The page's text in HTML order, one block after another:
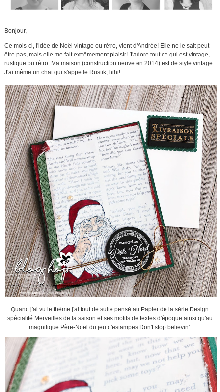
Bonjour,
Ce mois-ci, l'idée de Noël vintage ou rétro, vient d'Andrée! Elle ne le sait peut-
être pas, mais elle me fait extrêmement plaisir! J'adore tout ce qui est vintage,
rustique ou rétro. Ma maison (construction neuve en 2014) est de style vintage.
J'ai même un chat qui s'appelle Rustik, hihi!
Quand j'ai vu le thème j'ai tout de suite pensé au Papier de la série Design
spécialité Merveilles de la saison et ses motifs de textes d'époque ainsi qu'au
magnifique Père-Noël du jeu d'estampes Don't stop believin'.